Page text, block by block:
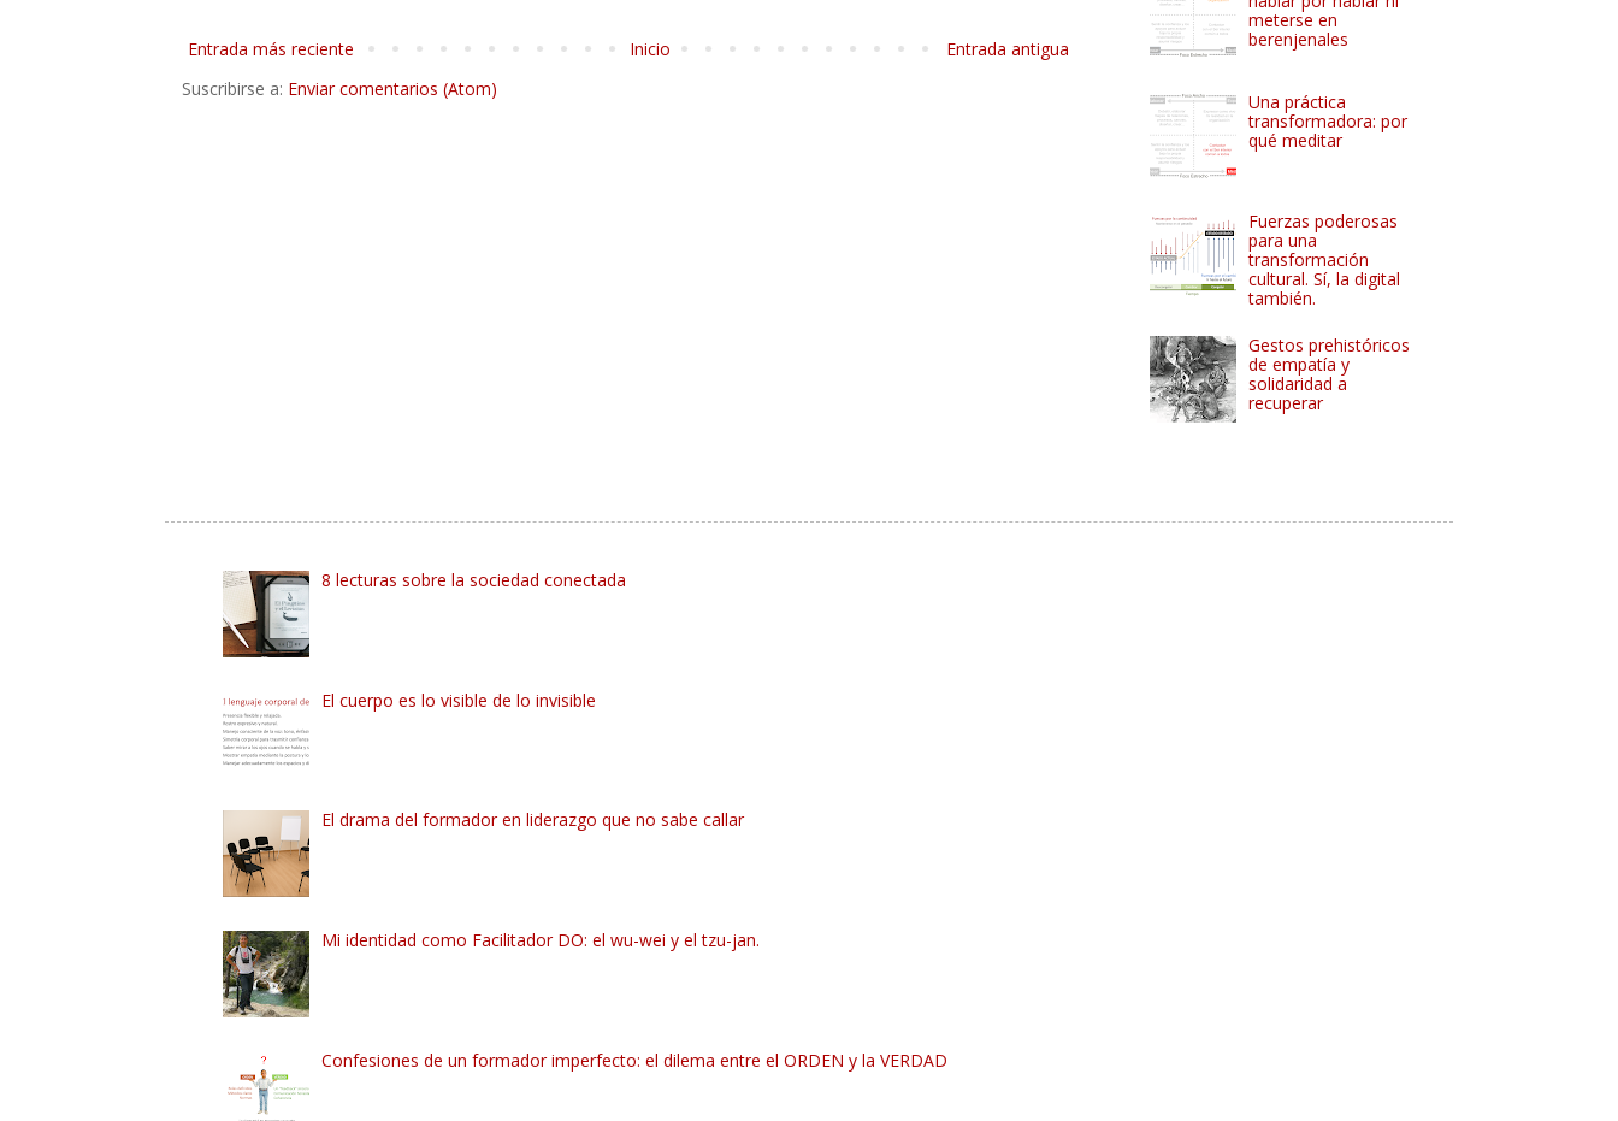
Entrada más reciente Entrada antigua
Inicio
Suscribirse a: Enviar comentarios (Atom)
meterse en
berenjenales
Una práctica
transformadora: por
qué meditar
Fuerzas poderosas
para una
transformación
cultural. Sí, la digital
también.
Gestos prehistóricos
de empatía y
solidaridad a
recuperar
8 lecturas sobre la sociedad conectada
El cuerpo es lo visible de lo invisible
El drama del formador en liderazgo que no sabe callar
Mi identidad como Facilitador DO: el wu-wei y el tzu-jan.
Confesiones de un formador imperfecto: el dilema entre el ORDEN y la VERDAD